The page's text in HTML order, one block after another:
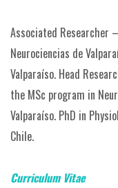
Associated Researcher
Neurociencias de
Valparaíso. Head
the MSc program in
Valparaíso. PhD in
Chile.
Curriculum Vitae